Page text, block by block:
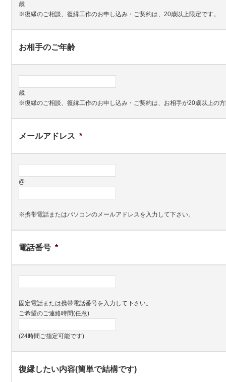
歳
※復縁のご相談、復縁工作のお申し込み・ご契約は、20歳以上限定です。
お相手のご年齢
歳
※復縁のご相談、復縁工作のお申し込み・ご契約は、お相手が20歳以上の
メールアドレス *
@
※携帯電話またはパソコンのメールアドレスを入力して下さい。
電話番号 *
固定電話または携帯電話番号を入力して下さい。
ご希望のご連絡時間(任意)
(24時間ご指定可能です)
復縁したい内容(簡単で結構です)